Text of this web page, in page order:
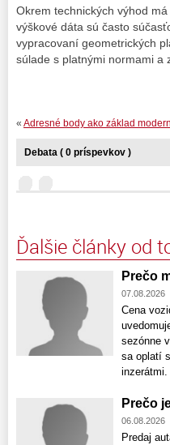
Okrem technických výhod
výškové dáta sú často
vypracovaní geometrických
súlade s platnými normami a
« Adresné body ako základ
Debata ( 0 príspevkov )
Ďalšie články od
Prečo
07.08.2026
Cena
sezónne
sa oplatí
Prečo
06.08.2026
Predaj